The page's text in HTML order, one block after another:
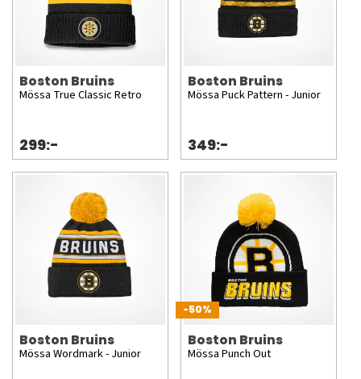
Boston Bruins
Mössa True Classic Retro
299:-
Boston Bruins
Mössa Puck Pattern - Junior
349:-
Boston Bruins
Mössa Wordmark - Junior
-50%
Boston Bruins
Mössa Punch Out